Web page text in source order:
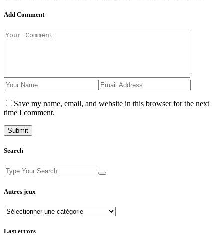
Add Comment
Save my name, email, and website in this browser for the next
time I comment.
Search
Search
for:
Autres jeux
Autres
Last errors